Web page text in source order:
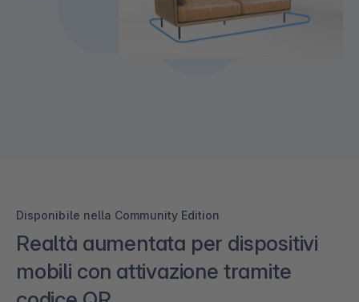
Disponibile nella Community Edition
Realtà aumentata per dispositivi
mobili con attivazione tramite